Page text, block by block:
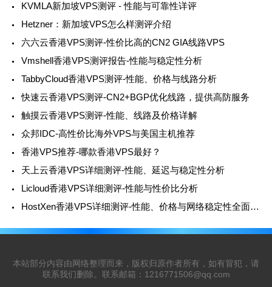
KVMLA新加坡VPS测评 - 性能与可靠性详评
Hetzner：新加坡VPS怎么样测评介绍
六六云香港VPS测评-性价比高的CN2 GIA线路VPS
Vmshell香港VPS测评报告-性能与稳定性分析
TabbyCloud香港VPS测评-性能、价格与线路分析
快速云香港VPS测评-CN2+BGP优化线路，提供高防服务
触摸云香港VPS测评-性能、线路及价格详解
众邦IDC-高性价比海外VPS与美国主机推荐
香港VPS推荐-哪款香港VPS最好？
天上云香港VPS详细测评-性能、延迟与稳定性分析
Licloud香港VPS详细测评-性能与性价比分析
HostXen香港VPS详细测评-性能、价格与网络稳定性全面解析
本站部分内容由网络整理而来，版权归原作者所有，如有冒犯，请
联系我们删除。联系邮箱： 1216771506@qq.com